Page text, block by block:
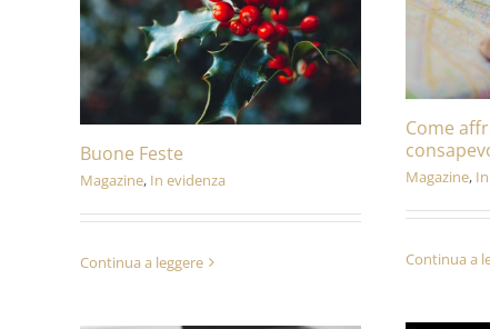
Come
Magazine,
Continua a
Buone Feste
Magazine, In evidenza
Continua a leggere